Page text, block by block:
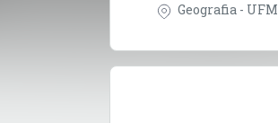
Geografia -